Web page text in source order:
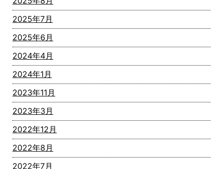
2025年7月
2025年6月
2024年4月
2024年1月
2023年11月
2023年3月
2022年12月
2022年8月
2022年7月